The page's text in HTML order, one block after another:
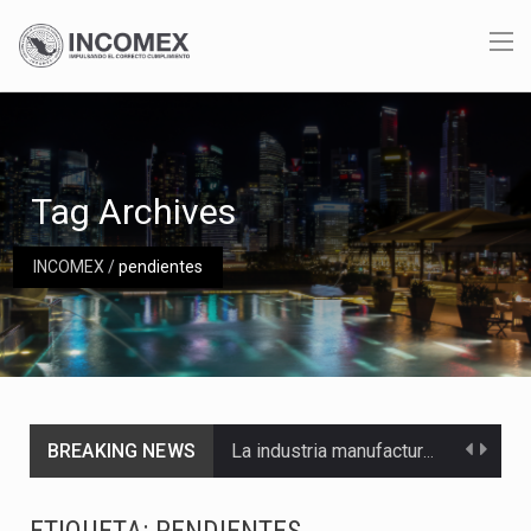
INCOMEX/pendientes
Tag Archives
BREAKING NEWS La industria manufacturera de exportación afiliada a Index en Nuevo León ha alcanzado hasta 10%…